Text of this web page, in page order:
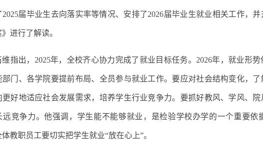
2025届毕业生去向落实率等情况、安排了2026届毕业生就业相关工作，并
进行了解读。
指出， 2025年，全校齐心协力完成了就业目标任务。 2026年，就业形势
部门、各学院要提前布局、全员参与就业工作。要应对社会结构变化，
更好地适应社会发展需求，培养学生行业竞争力。要抓好教风、学风、
远竞争力。他强调，学生能不能够就业，是检验学校办学的一个重要依
教职员工要切实把学生就业“放在心上”。